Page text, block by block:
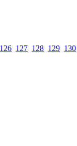
126 127 128 129 130